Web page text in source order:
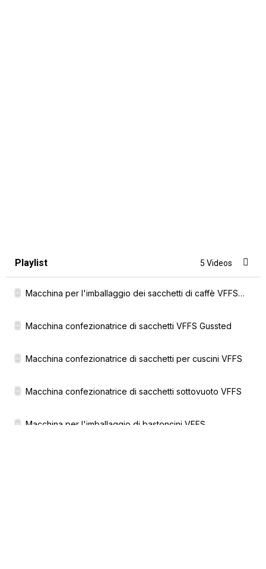
Playlist 5 Videos
Macchina per l'imballaggio dei sacchetti di caffè VFFS Gussted
Macchina confezionatrice di sacchetti VFFS Gussted
Macchina confezionatrice di sacchetti per cuscini VFFS
Macchina confezionatrice di sacchetti sottovuoto VFFS
Macchina per l'imballaggio di bastoncini VFFS